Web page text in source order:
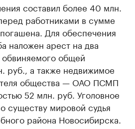
составил более 40 млн.
работниками в сумме
Для обеспечения
наложен арест на два
обвиняемого общей
руб., а также недвижимое
общества — ОАО ПСМП
52 млн. руб. Уголовное
существу мировой судья
района Новосибирска.